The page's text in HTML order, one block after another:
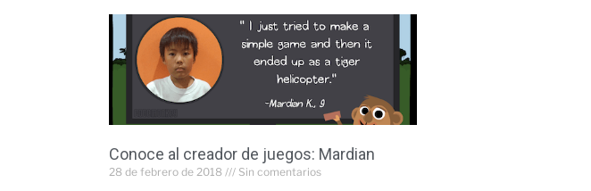
Conoce al creador de juegos: Mardian
28 de febrero de 2018 Sin comentarios